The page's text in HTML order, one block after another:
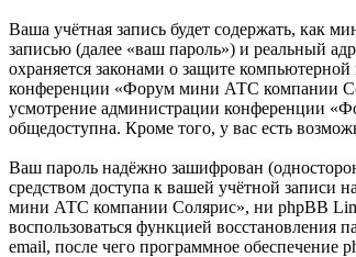
Ваша учётная запись будет содержать, как
записью (далее «ваш пароль») и реальный
охраняется законами о защите
конференции «Форум мини АТС компании
усмотрение администрации конференции
общедоступна. Кроме того, у вас есть
Ваш пароль надёжно зашифрован
средством доступа к вашей учётной записи
мини АТС компании Солярис», ни phpBB
воспользоваться функцией восстановления
email, после чего программное обеспечение